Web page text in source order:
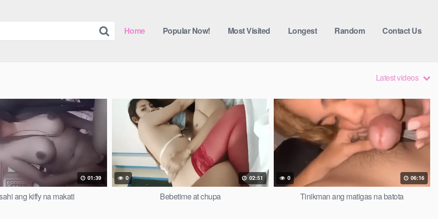
Home Popular Now! Most Visited Longest Random Contact Us
Latest videos
01:39
ang kiffy na makati
0 02:51
Bebetime at chupa
0 06:16
Tinikman ang matigas na batota